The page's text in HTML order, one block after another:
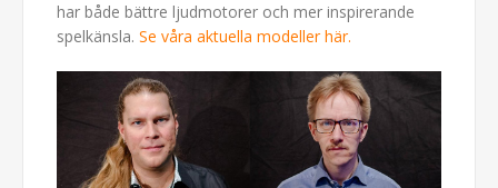
har både bättre ljudmotorer och mer inspirerande
spelkänsla. Se våra aktuella modeller här.